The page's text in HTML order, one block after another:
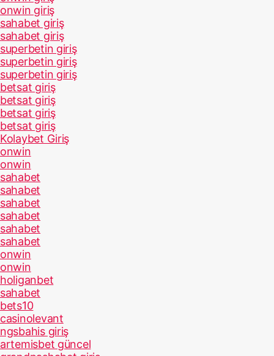
onwin giriş
sahabet giriş
sahabet giriş
superbetin giriş
superbetin giriş
superbetin giriş
betsat giriş
betsat giriş
betsat giriş
betsat giriş
Kolaybet Giriş
onwin
onwin
sahabet
sahabet
sahabet
sahabet
sahabet
sahabet
onwin
onwin
holiganbet
sahabet
bets10
casinolevant
ngsbahis giriş
artemisbet güncel